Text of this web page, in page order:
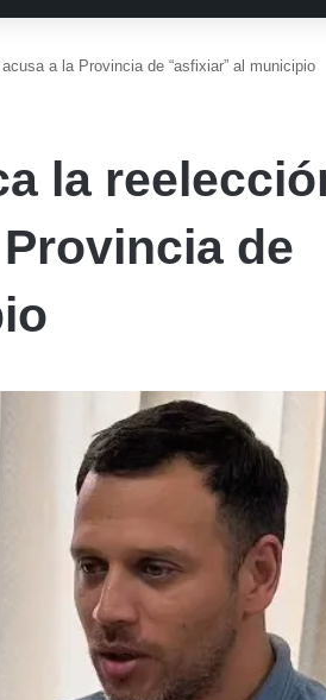
a la Provincia de “asfixiar” al municipio
la
de